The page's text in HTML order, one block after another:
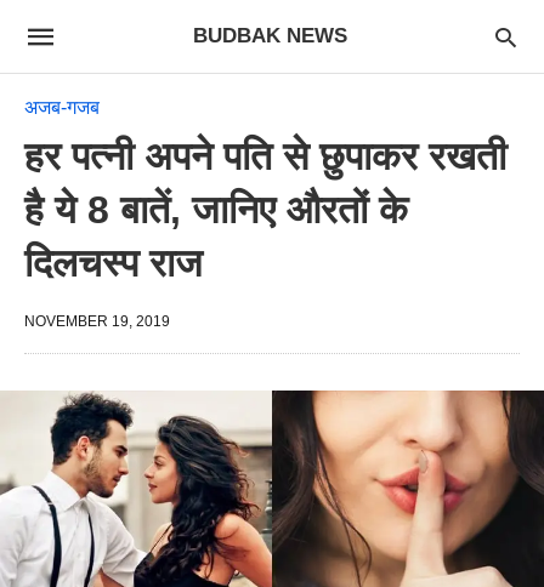
BUDBAK NEWS
अजब-गजब
हर पत्नी अपने पति से छुपाकर रखती
है ये 8 बातें, जानिए औरतों के
दिलचस्प राज
NOVEMBER 19, 2019